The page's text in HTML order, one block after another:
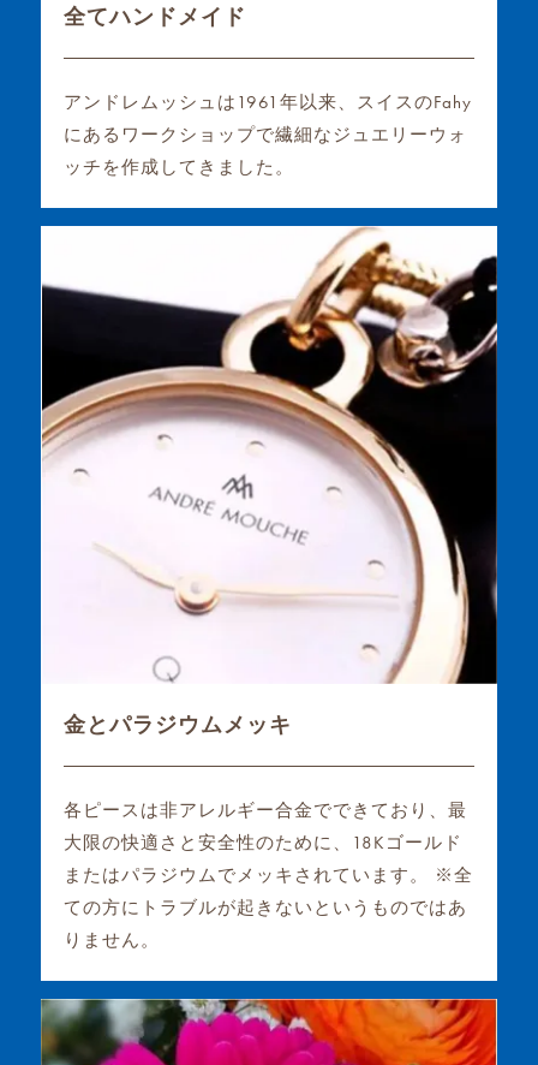
全てハンドメイド
アンドレムッシュは1961年以来、スイスのFahy
にあるワークショップで繊細なジュエリーウォ
ッチを作成してきました。
金とパラジウムメッキ
各ピースは非アレルギー合金でできており、最
大限の快適さと安全性のために、18Kゴールド
またはパラジウムでメッキされています。 ※全
ての方にトラブルが起きないというものではあ
りません。